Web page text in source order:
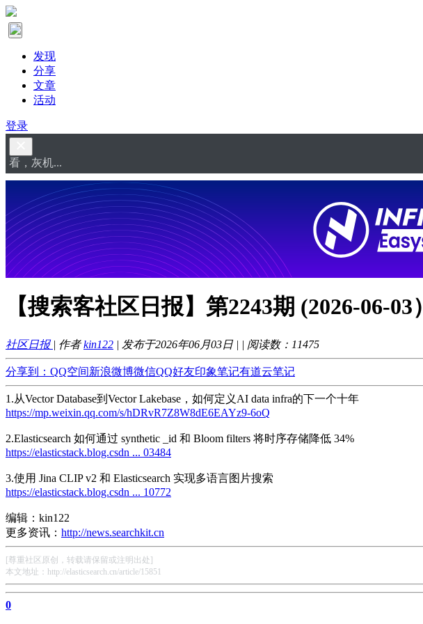
发现
分享
文章
活动
登录
看，灰机...
【搜索客社区日报】第2243期 (2026-06-03）
社区日报 | 作者kin122 | 发布于2026年06月03日 | | 阅读数： 11475
分享到： QQ空间新浪微博微信QQ好友印象笔记有道云笔记
1.从Vector Database到Vector Lakebase，如何定义AI data infra的下一个十年
https://mp.weixin.qq.com/s/hDRvR7Z8W8dE6EAYz9-6oQ
2.Elasticsearch 如何通过 synthetic _id 和 Bloom filters 将时序存储降低 34%
https://elasticstack.blog.csdn ... 03484
3.使用 Jina CLIP v2 和 Elasticsearch 实现多语言图片搜索
https://elasticstack.blog.csdn ... 10772
编辑：kin122
更多资讯： http://news.searchkit.cn
[尊重社区原创，转载请保留或注明出处]
本文地址：http://elasticsearch.cn/article/15851
0